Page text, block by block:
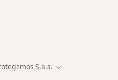
S.a.s. Cambiar de ciudad